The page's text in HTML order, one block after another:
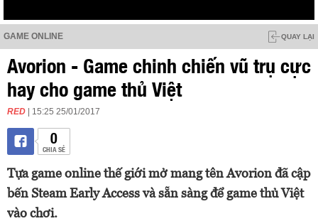
GAME ONLINE QUAY LẠI
Avorion - Game chinh chiến vũ trụ cực
hay cho game thủ Việt
RED | 15:25 25/01/2017
0
CHIA SẺ
Tựa game online thế giới mở mang tên Avorion đã cập
bến Steam Early Access và sẵn sàng để game thủ Việt
vào chơi.